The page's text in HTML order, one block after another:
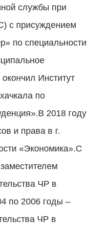
службы при
с присуждением
по специальности
Институт
по
2018 году
и права в г.
«Экономика».С
ЧР в
по 2006 годы –
ЧР в